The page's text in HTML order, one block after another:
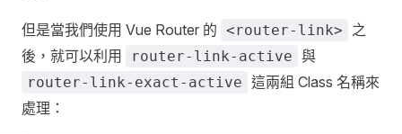
但是當我們使用 Vue Router 的 <router-link>
之
後，就可以利用
router-link-active 與
router-link-exact-active 這兩組 Class 名稱來
處理：